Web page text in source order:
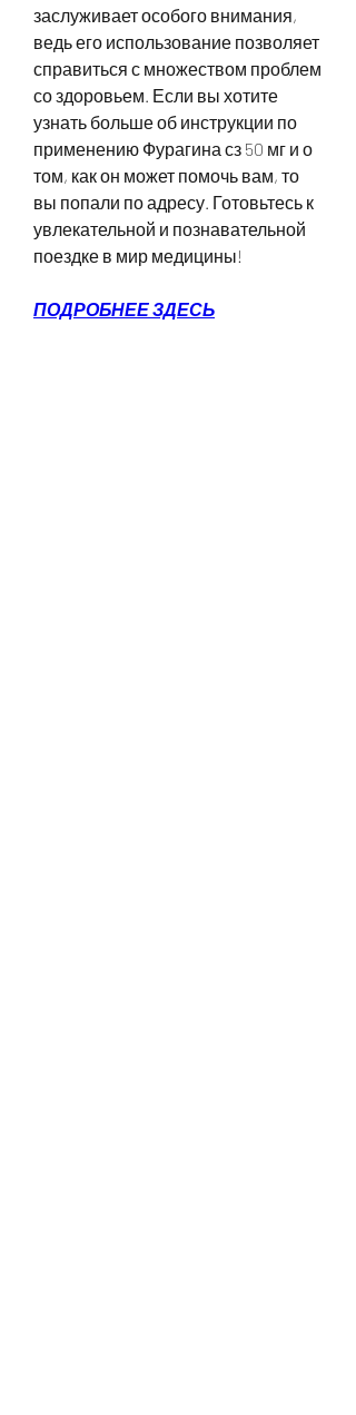
заслуживает особого внимания,
ведь его использование позволяет
справиться с множеством проблем
со здоровьем. Если вы хотите
узнать больше об инструкции по
применению Фурагина сз 50 мг и о
том, как он может помочь вам, то
вы попали по адресу. Готовьтесь к
увлекательной и познавательной
поездке в мир медицины!
ПОДРОБНЕЕ ЗДЕСЬ